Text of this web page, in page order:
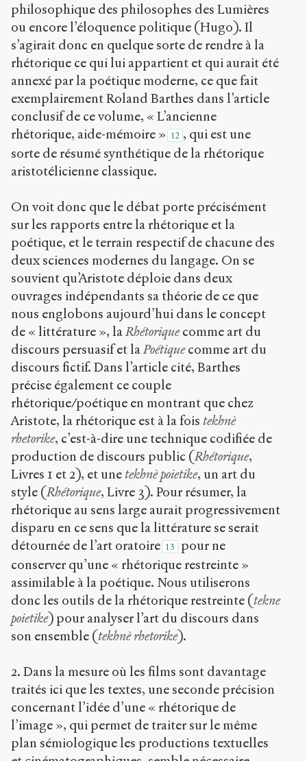
philosophique des philosophes des Lumières
ou encore l’éloquence politique (Hugo). Il
s’agirait donc en quelque sorte de rendre à la
rhétorique ce qui lui appartient et qui aurait été
annexé par la poétique moderne, ce que fait
exemplairement Roland Barthes dans l’article
conclusif de ce volume, « L’ancienne
rhétorique, aide-mémoire » 12 , qui est une
sorte de résumé synthétique de la rhétorique
aristotélicienne classique.
On voit donc que le débat porte précisément
sur les rapports entre la rhétorique et la
poétique, et le terrain respectif de chacune des
deux sciences modernes du langage. On se
souvient qu’Aristote déploie dans deux
ouvrages indépendants sa théorie de ce que
nous englobons aujourd’hui dans le concept
de « littérature », laRhétoriquecomme art du
discours persuasif et laPoétiquecomme art du
discours fictif. Dans l’article cité, Barthes
précise également ce couple
rhétorique/poétique en montrant que chez
Aristote, la rhétorique est à la fois tekhnè
rhetorike, c’est-à-dire une technique codifiée de
production de discours public (Rhétorique,
Livres 1 et 2), et unetekhnè poietike, un art du
style (Rhétorique, Livre 3). Pour résumer, la
rhétorique au sens large aurait progressivement
disparu en ce sens que la littérature se serait
détournée de l’art oratoire 13
pour ne
conserver qu’une « rhétorique restreinte »
assimilable à la poétique. Nous utiliserons
donc les outils de la rhétorique restreinte (tekne
poietike) pour analyser l’art du discours dans
son ensemble (tekhnè rhetorike).
2. Dans la mesure où les films sont davantage
traités ici que les textes, une seconde précision
concernant l’idée d’une « rhétorique de
l’image », qui permet de traiter sur le même
plan sémiologique les productions textuelles